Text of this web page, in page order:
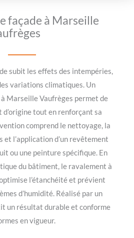
façade à Marseille
subit les effets des intempéries,
variations climatiques. Un
Marseille Vaufrèges permet de
tout en renforçant sa
comprend le nettoyage, la
et l’application d’un revêtement
ou une peinture spécifique. En
du bâtiment, le ravalement à
l’étanchéité et prévient
d’humidité. Réalisé par un
un résultat durable et conforme
en vigueur.